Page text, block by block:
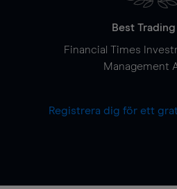
Best
Financial Times
Management
Registrera dig för ett